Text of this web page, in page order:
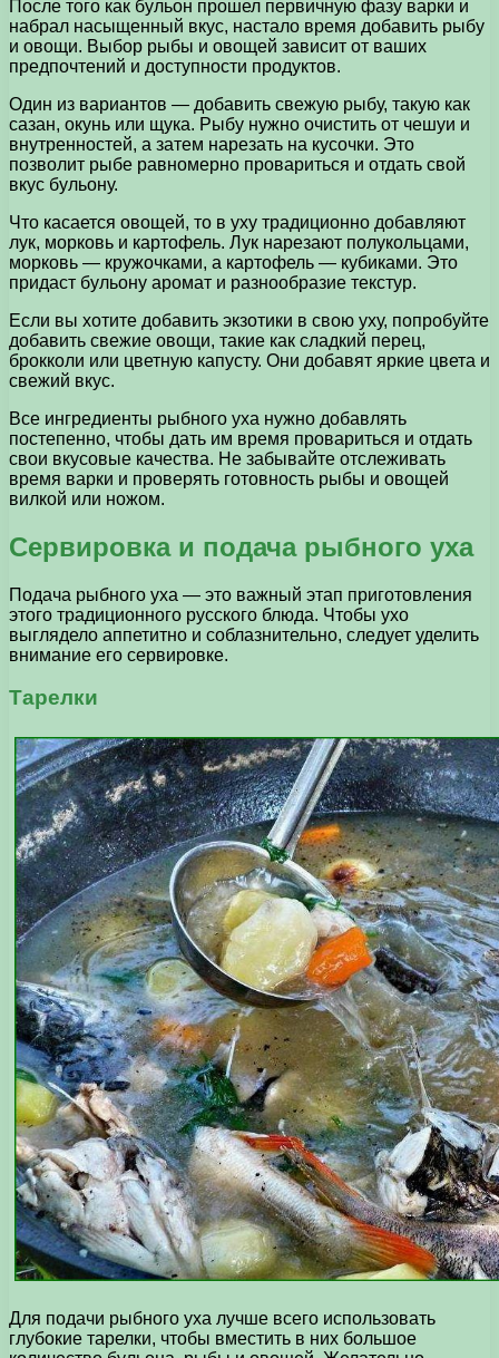
После того как бульон прошел первичную фазу варки и
набрал насыщенный вкус, настало время добавить рыбу
и овощи. Выбор рыбы и овощей зависит от ваших
предпочтений и доступности продуктов.
Один из вариантов — добавить свежую рыбу, такую как
сазан, окунь или щука. Рыбу нужно очистить от чешуи и
внутренностей, а затем нарезать на кусочки. Это
позволит рыбе равномерно провариться и отдать свой
вкус бульону.
Что касается овощей, то в уху традиционно добавляют
лук, морковь и картофель. Лук нарезают полукольцами,
морковь — кружочками, а картофель — кубиками. Это
придаст бульону аромат и разнообразие текстур.
Если вы хотите добавить экзотики в свою уху, попробуйте
добавить свежие овощи, такие как сладкий перец,
брокколи или цветную капусту. Они добавят яркие цвета и
свежий вкус.
Все ингредиенты рыбного уха нужно добавлять
постепенно, чтобы дать им время провариться и отдать
свои вкусовые качества. Не забывайте отслеживать
время варки и проверять готовность рыбы и овощей
вилкой или ножом.
Сервировка и подача рыбного уха
Подача рыбного уха — это важный этап приготовления
этого традиционного русского блюда. Чтобы ухо
выглядело аппетитно и соблазнительно, следует уделить
внимание его сервировке.
Тарелки
Для подачи рыбного уха лучше всего использовать
глубокие тарелки, чтобы вместить в них большое